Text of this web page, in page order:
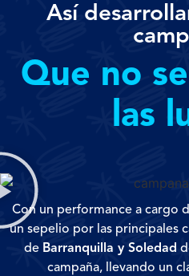
Así
Que no
las
Con un performance a cargo
un sepelio por las principales
de Barranquilla y Soledad
campaña, llevando un